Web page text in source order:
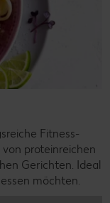
Fitness-
proteinreichen
Gerichten. Ideal
möchten.